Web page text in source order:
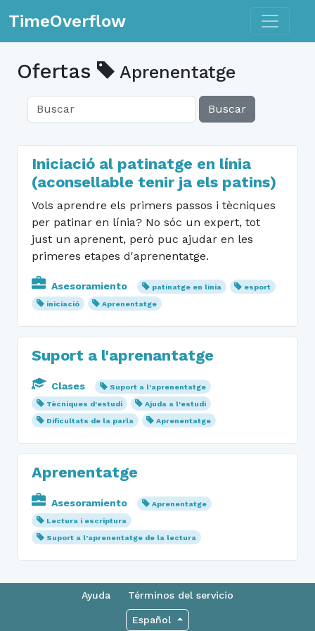
TimeOverflow Toggle
Ofertas Aprenentatge
Buscar
Iniciació al patinatge en línia
(aconsellable tenir ja els patins)
Vols aprendre els primers passos i tècniques
per patinar en línia? No sóc un expert, tot
just un aprenent, però puc ajudar en les
primeres etapes d'aprenentatge.
Asesoramiento patinatge en línia
esport
iniciació
Aprenentatge
Suport a l'aprenantatge
Clases
Suport a l'aprenentatge
Tècniques d'estudi
Ajuda a l'estudi
Dificultats de la parla
Aprenentatge
Aprenentatge
Asesoramiento
Aprenentatge
Lectura i escriptura
Suport a l’aprenentatge de la lectura
Ayuda Términos del servicio
Español